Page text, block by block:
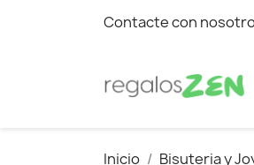
Contacte con
Inicio Bisuteria y